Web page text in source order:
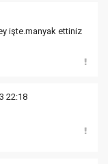
işte.manyak ettiniz
22:18